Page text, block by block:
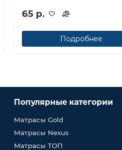
65 р.
Подробнее
Популярные категории
Матрасы Gold
Матрасы Nexus
Матрасы ТОП